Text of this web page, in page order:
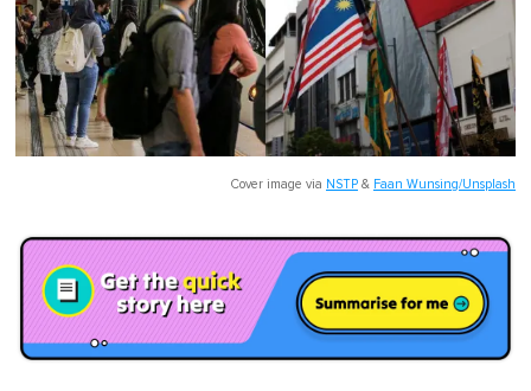
Cover image via NSTP & Faan Wunsing/Unsplash